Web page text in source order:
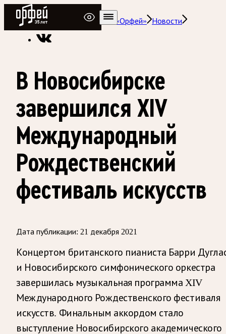
Радио Орфей
Радио классической музыки «Орфей»
Новости
В Новосибирске
завершился XIV
Международный
Рождественский
фестиваль искусств
Дата публикации: 21 декабря 2021
Концертом британского пианиста Барри
и Новосибирского симфонического оркестра
завершилась музыкальная программа XIV
Международного Рождественского фестиваля
искусств. Финальным аккордом стало
выступление Новосибирского академического